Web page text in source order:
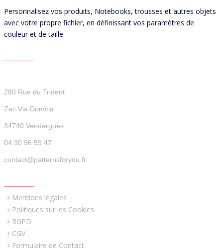
Personnalisez vos produits, Notebooks, trousses et autres objets
avec votre propre fichier, en définissant vos paramètres de
couleur et de taille.
280 Rue du Trident
Zac Via Domitia
34740 Vendargues
04 30 96 59 47
contact@patternsforyou.fr
Mentions légales
Politiques sur les Cookies
RGPD
CGV
Formulaire de Contact